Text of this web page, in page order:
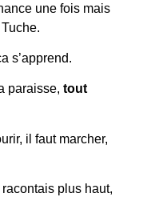
une fois mais
s’apprend.
paraisse, tout
il faut marcher,
plus haut,